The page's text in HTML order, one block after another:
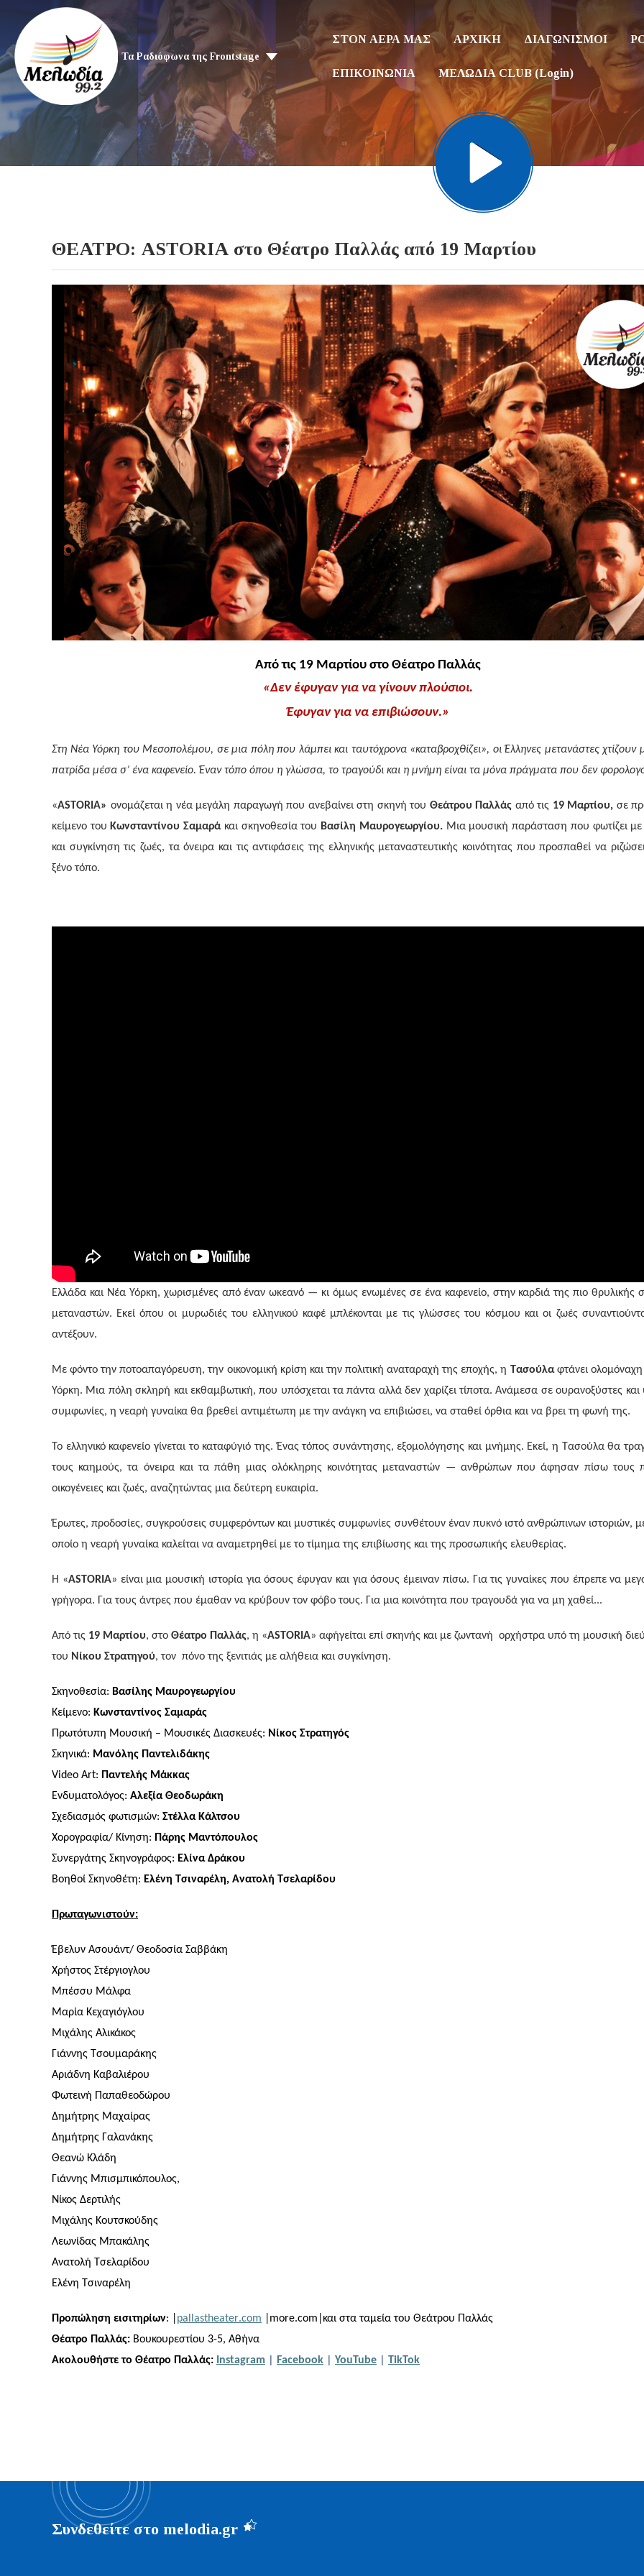
Τα Ραδιόφωνα της Frontstage
ΣΤΟΝ ΑΕΡΑ ΜΑΣ ΑΡΧΙΚΗ ΔΙΑΓΩΝΙΣΜΟΙ
ΕΠΙΚΟΙΝΩΝΙΑ ΜΕΛΩΔΙΑ CLUB (Login)
ΘΕΑΤΡΟ: ASTORIA στο Θέατρο Παλλάς από 19 Μαρτίου
Από τις 19 Μαρτίου στο Θέατρο Παλλάς
«Δεν έφυγαν για να γίνουν πλούσιοι.
Έφυγαν για να επιβιώσουν.»
Στη Νέα Υόρκη του Μεσοπολέμου, σε μια πόλη που λάμπει και ταυτόχρονα «καταβροχθίζει», οι Έλληνες μετανάστες χτίζουν
πατρίδα μέσα σ’ ένα καφενείο. Έναν τόπο όπου η γλώσσα, το τραγούδι και η μνήμη είναι τα μόνα πράγματα που δεν
«ASTORIA» ονομάζεται η νέα μεγάλη παραγωγή που ανεβαίνει στη σκηνή του Θεάτρου Παλλάς από τις 19 Μαρτίου, σε
κείμενο τουΚωνσταντίνου Σαμαρά και σκηνοθεσία του Βασίλη Μαυρογεωργίου. Μια μουσική παράσταση που φωτίζει με
και συγκίνηση τις ζωές, τα όνειρα και τις αντιφάσεις της ελληνικής μεταναστευτικής κοινότητας που προσπαθεί να
ξένο τόπο.
Ελλάδα και Νέα Υόρκη, χωρισμένες από έναν ωκεανό — κι όμως ενωμένες σε ένα καφενείο, στην καρδιά της πιο θρυλικής
μεταναστών. Εκεί όπου οι μυρωδιές του ελληνικού καφέ μπλέκονται με τις γλώσσες του κόσμου και οι ζωές
αντέξουν.
Με φόντο την ποτοαπαγόρευση, την οικονομική κρίση και την πολιτική αναταραχή της εποχής, η Τασούλαφτάνει
Υόρκη. Μια πόλη σκληρή και εκθαμβωτική, που υπόσχεται τα πάντα αλλά δεν χαρίζει τίποτα. Ανάμεσα σε ουρανοξύστες και
συμφωνίες, η νεαρή γυναίκα θα βρεθεί αντιμέτωπη με την ανάγκη να επιβιώσει, να σταθεί όρθια και να βρει τη φωνή της.
Το ελληνικό καφενείο γίνεται το καταφύγιό της. Ένας τόπος συνάντησης, εξομολόγησης και μνήμης. Εκεί, η Τασούλα θα
τους καημούς, τα όνειρα και τα πάθη μιας ολόκληρης κοινότητας μεταναστών — ανθρώπων που άφησαν πίσω τους
οικογένειες και ζωές, αναζητώντας μια δεύτερη ευκαιρία.
Έρωτες, προδοσίες, συγκρούσεις συμφερόντων και μυστικές συμφωνίες συνθέτουν έναν πυκνό ιστό ανθρώπινων ιστοριών,
οποίο η νεαρή γυναίκα καλείται να αναμετρηθεί με το τίμημα της επιβίωσης και της προσωπικής ελευθερίας.
Η «ASTORIA» είναι μια μουσική ιστορία για όσους έφυγαν και για όσους έμειναν πίσω. Για τις γυναίκες που έπρεπε να
γρήγορα. Για τους άντρες που έμαθαν να κρύβουν τον φόβο τους. Για μια κοινότητα που τραγουδά για να μη χαθεί...
Από τις 19 Μαρτίου, στο Θέατρο Παλλάς, η «ASTORIA» αφήγείται επί σκηνής και με ζωντανή ορχήστρα υπό τη μουσική
του Νίκου Στρατηγού, τον πόνο της ξενιτιάς με αλήθεια και συγκίνηση.
Σκηνοθεσία: Βασίλης Μαυρογεωργίου
Κείμενο: Κωνσταντίνος Σαμαράς
Πρωτότυπη Μουσική – Μουσικές Διασκευές: Νίκος Στρατηγός
Σκηνικά: Μανόλης Παντελιδάκης
Video Art: Παντελής Μάκκας
Ενδυματολόγος: Αλεξία Θεοδωράκη
Σχεδιασμός φωτισμών: Στέλλα Κάλτσου
Χορογραφία/ Κίνηση: Πάρης Μαντόπουλος
Συνεργάτης Σκηνογράφος: Ελίνα Δράκου
Βοηθοί Σκηνοθέτη: Ελένη Τσιναρέλη, Ανατολή Τσελαρίδου
Πρωταγωνιστούν:
Έβελυν Ασουάντ/ Θεοδoσία Σαββάκη
Χρήστος Στέργιογλου
Μπέσσυ Μάλφα
Μαρία Κεχαγιόγλου
Μιχάλης Αλικάκος
Γιάννης Τσουμαράκης
Αριάδνη Καβαλιέρου
Φωτεινή Παπαθεοδώρου
Δημήτρης Μαχαίρας
Δημήτρης Γαλανάκης
Θεανώ Κλάδη
Γιάννης Μπισμπικόπουλος,
Νίκος Δερτιλής
Μιχάλης Κουτσκούδης
Λεωνίδας Μπακάλης
Ανατολή Τσελαρίδου
Ελένη Τσιναρέλη
Προπώληση εισιτηρίων: | pallastheater.com more.com |και στα ταμεία του Θεάτρου Παλλάς
Θέατρο Παλλάς: Βουκουρεστίου 3-5, Αθήνα
Ακολουθήστε το Θέατρο Παλλάς: Instagram Facebook YouTube TikTok
Συνδεθείτε στο melodia.gr